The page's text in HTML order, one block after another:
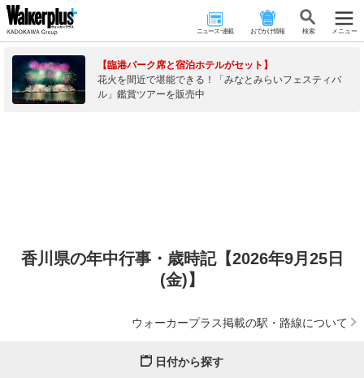
ニュース･連載 おでかけ情報 検 索 メニュー
【臨港パーク席と宿泊ホテルがセット】
花火を間近で堪能できる！「みなとみらいフェスティバ
ル」鑑賞ツアーを販売中
香川県の年中行事・歳時記【2026年9月25日
(金)】
ウォーカープラス掲載の駅・路線について
日付から探す